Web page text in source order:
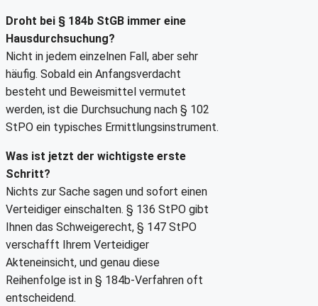
Droht bei § 184b StGB immer eine
Hausdurchsuchung?
Nicht in jedem einzelnen Fall, aber sehr
häufig. Sobald ein Anfangsverdacht
besteht und Beweismittel vermutet
werden, ist die Durchsuchung nach § 102
StPO ein typisches Ermittlungsinstrument.
Was ist jetzt der wichtigste erste
Schritt?
Nichts zur Sache sagen und sofort einen
Verteidiger einschalten. § 136 StPO gibt
Ihnen das Schweigerecht, § 147 StPO
verschafft Ihrem Verteidiger
Akteneinsicht, und genau diese
Reihenfolge ist in § 184b-Verfahren oft
entscheidend.